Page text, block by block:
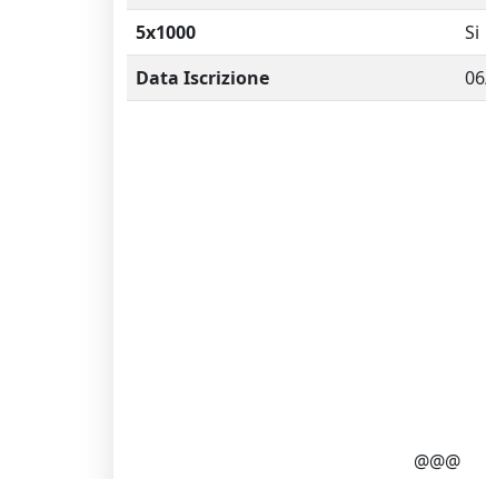
5x1000
Si
Data Iscrizione
@@@